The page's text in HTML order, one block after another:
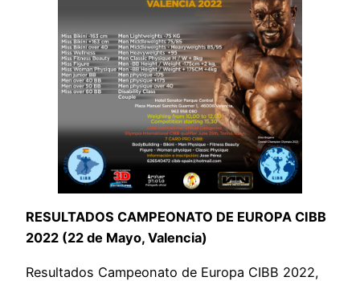
RESULTADOS CAMPEONATO DE EUROPA CIBB
2022 (22 de Mayo, Valencia)
Resultados Campeonato de Europa CIBB 2022,